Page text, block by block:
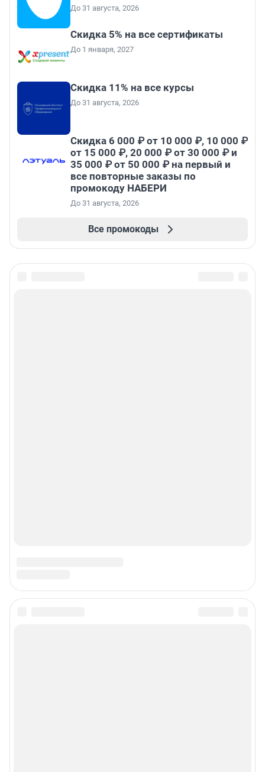
До 31 августа, 2026
Скидка 5% на все сертификаты
До 1 января, 2027
Скидка 11% на все курсы
До 31 августа, 2026
Скидка 6 000 ₽ от 10 000 ₽, 10 000 ₽
от 15 000 ₽, 20 000 ₽ от 30 000 ₽ и
35 000 ₽ от 50 000 ₽ на первый и
все повторные заказы по
промокоду НАБЕРИ
До 31 августа, 2026
Все промокоды